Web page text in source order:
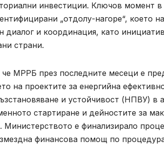
инвестиции. Ключов момент
„отдолу-нагоре“, което
и координация, като
страни.
МРРБ през последните месеци е
на проектите за енергийна
и устойчивост (НПВУ) в
стартиране и дейностите за
Министерството е финализирало
финансова помощ по